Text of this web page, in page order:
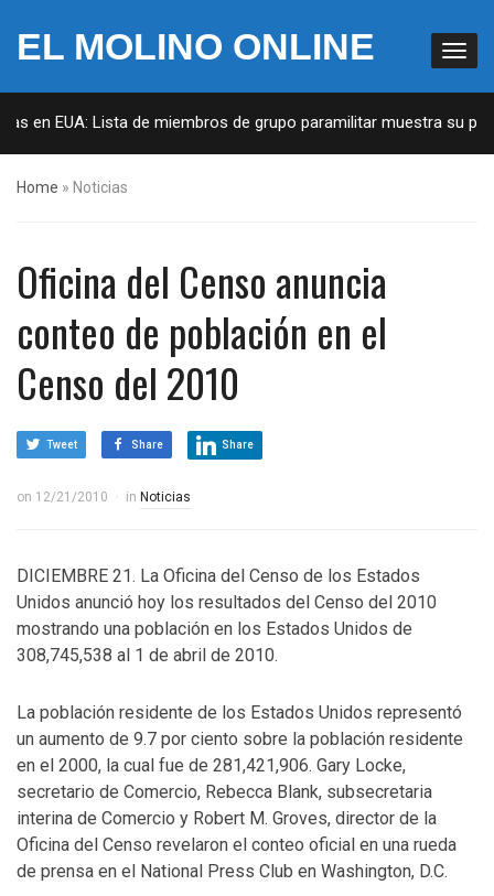
EL MOLINO ONLINE
en EUA: Lista de miembros de grupo paramilitar muestra su
Home » Noticias
Oficina del Censo anuncia
conteo de población en el
Censo del 2010
Tweet Share Share
on 12/21/2010 in Noticias
DICIEMBRE 21. La Oficina del Censo de los Estados
Unidos anunció hoy los resultados del Censo del 2010
mostrando una población en los Estados Unidos de
308,745,538 al 1 de abril de 2010.
La población residente de los Estados Unidos representó
un aumento de 9.7 por ciento sobre la población residente
en el 2000, la cual fue de 281,421,906. Gary Locke,
secretario de Comercio, Rebecca Blank, subsecretaria
interina de Comercio y Robert M. Groves, director de la
Oficina del Censo revelaron el conteo oficial en una rueda
de prensa en el National Press Club en Washington, D.C.